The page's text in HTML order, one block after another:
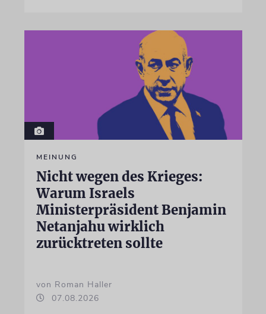
MEINUNG
Nicht wegen des Krieges:
Warum Israels
Ministerpräsident Benjamin
Netanjahu wirklich
zurücktreten sollte
von Roman Haller
07.08.2026